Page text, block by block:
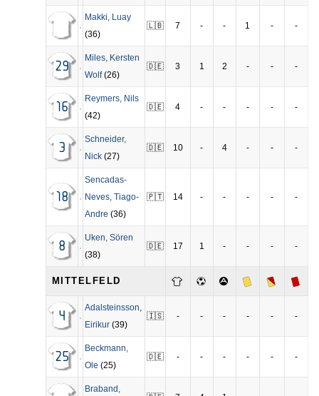
Makki, Luay
(36)
🇱🇧 7 - - 1 - -
29
Miles, Kersten
Wolf (26)
🇩🇪 3 1 2 - - -
16
Reymers, Nils
(42)
🇩🇪 4 - - - - -
3
Schneider,
Nick (27)
🇩🇪 10 - 4 - - -
18
Sencadas-
Neves, Tiago-
Andre (36)
🇵🇹 14 - - - - -
8
Uken, Sören
(38)
🇩🇪 17 1 - - - -
MITTELFELD
4
Adalsteinsson,
Eirikur (39)
🇮🇸 - - - - - -
25
Beckmann,
Ole (25)
🇩🇪 - - - - - -
Braband ,